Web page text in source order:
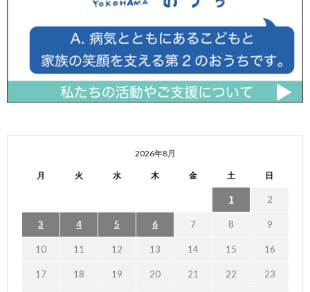
2026年8月
月 火 水 木 金 土 日
1 2
3 4 5 6 7 8 9
10 11 12 13 14 15 16
17 18 19 20 21 22 23